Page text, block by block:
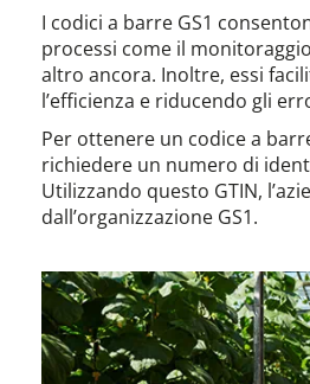
I codici a barre GS1
processi come il
altro ancora. Inoltre, essi
l’efficienza e riducendo gli
Per ottenere un codice a
richiedere un numero di
Utilizzando questo GTIN,
dall’organizzazione GS1.